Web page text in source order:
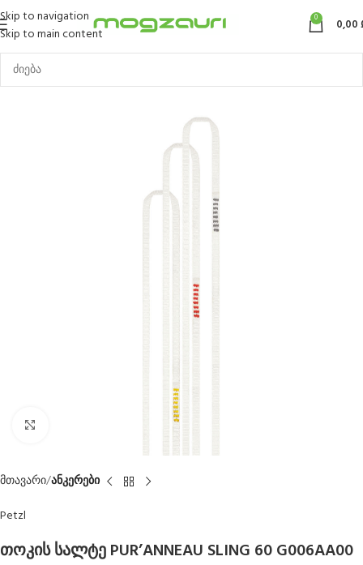
Skip to navigation
Skip to main content
0 0,00
მთავარი ანკერები
Petzl
თოკის სალტე PUR’ANNEAU SLING 60 G006AA00